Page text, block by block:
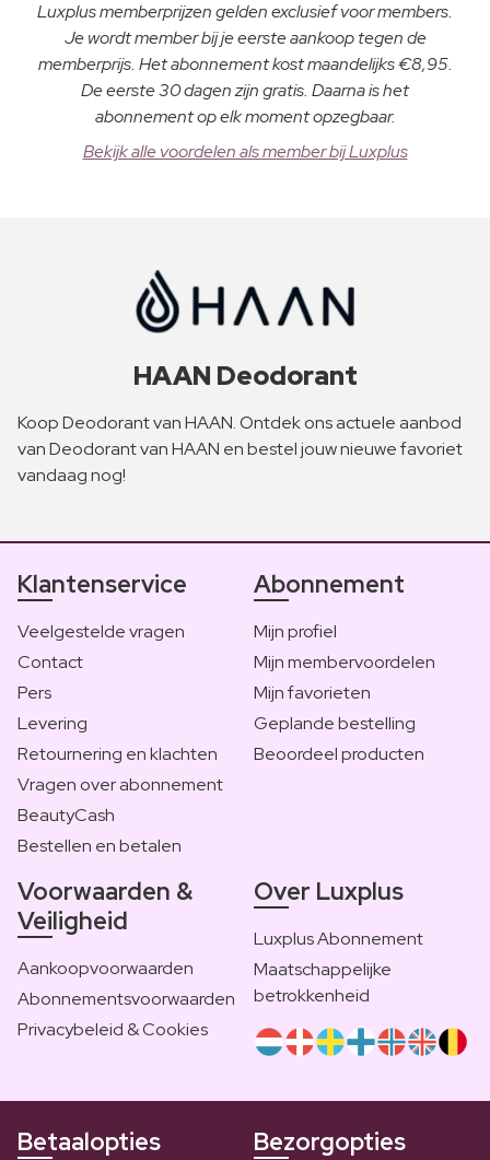
Luxplus memberprijzen gelden exclusief voor members.
Je wordt member bij je eerste aankoop tegen de
memberprijs. Het abonnement kost maandelijks €8,95.
De eerste 30 dagen zijn gratis. Daarna is het
abonnement op elk moment opzegbaar.
Bekijk alle voordelen als member bij Luxplus
HAAN Deodorant
Koop Deodorant van HAAN. Ontdek ons actuele aanbod
van Deodorant van HAAN en bestel jouw nieuwe favoriet
vandaag nog!
Klantenservice
Veelgestelde vragen
Contact
Pers
Levering
Retournering en klachten
Vragen over abonnement
BeautyCash
Bestellen en betalen
Abonnement
Mijn profiel
Mijn membervoordelen
Mijn favorieten
Geplande bestelling
Beoordeel producten
Voorwaarden &
Veiligheid
Aankoopvoorwaarden
Abonnementsvoorwaarden
Privacybeleid & Cookies
Over Luxplus
Luxplus Abonnement
Maatschappelijke
betrokkenheid
Betaalopties Bezorgopties